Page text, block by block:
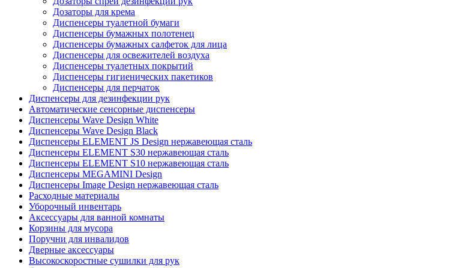
Дозаторы для крема
Диспенсеры туалетной бумаги
Диспенсеры бумажных полотенец
Диспенсеры бумажных салфеток для лица
Диспенсеры для освежителей воздуха
Диспенсеры туалетных покрытий
Диспенсеры гигиенических пакетиков
Диспенсеры для перчаток
Диспенсеры для дезинфекции рук
Автоматические сенсорные диспенсеры
Диспенсеры Wave Design White
Диспенсеры Wave Design Black
Диспенсеры ELEMENT JS Design нержавеющая сталь
Диспенсеры ELEMENT S30 нержавеющая сталь
Диспенсеры ELEMENT S10 нержавеющая сталь
Диспенсеры MEGAMINI Design
Диспенсеры Image Design нержавеющая сталь
Расходные материалы
Уборочный инвентарь
Аксессуары для ванной комнаты
Корзины для мусора
Поручни для инвалидов
Дверные аксессуары
Высокоскоростные сушилки для рук